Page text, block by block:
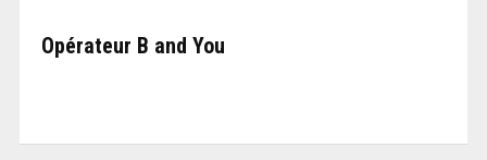
Opérateur B and You